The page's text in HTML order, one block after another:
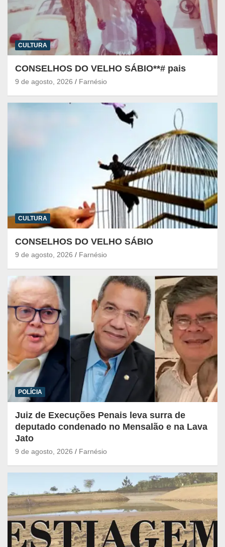
CULTURA
CONSELHOS DO VELHO SÁBIO**# pais
9 de agosto, 2026 Farnésio
CULTURA
CONSELHOS DO VELHO SÁBIO
9 de agosto, 2026 Farnésio
POLÍCIA
Juiz de Execuções Penais leva surra de
deputado condenado no Mensalão e na Lava
Jato
9 de agosto, 2026 Farnésio